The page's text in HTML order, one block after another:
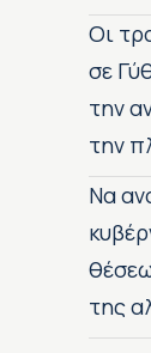
Οι
σε
την
την
Να
της